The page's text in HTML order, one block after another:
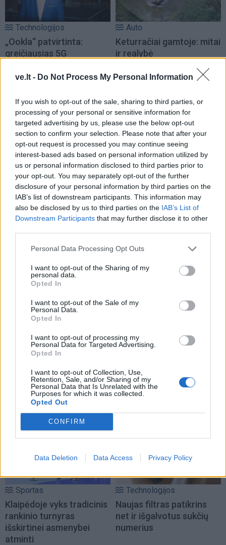
ve.lt - Do Not Process My Personal Information
If you wish to opt-out of the sale, sharing to third parties, or
processing of your personal or sensitive information for
targeted advertising by us, please use the below opt-out
section to confirm your selection. Please note that after your
opt-out request is processed you may continue seeing
interest-based ads based on personal information utilized by
us or personal information disclosed to third parties prior to
your opt-out. You may separately opt-out of the further
disclosure of your personal information by third parties on the
IAB’s list of downstream participants. This information may
also be disclosed by us to third parties on the IAB’s List of
Downstream Participants that may further disclose it to other
Personal Data Processing Opt Outs
I want to opt-out of the Sharing of my
personal data.
Opted In
I want to opt-out of the Sale of my
Personal Data.
Opted In
I want to opt-out of processing my
Personal Data for Targeted Advertising.
Opted In
I want to opt-out of Collection, Use,
Retention, Sale, and/or Sharing of my
Personal Data that Is Unrelated with the
Purposes for which it was collected.
Opted Out
CONFIRM
Data Deletion Data Access Privacy Policy
Technologijos
„Ookla“ patvirtinta:
greičiausias 5G
„Tele2“
Auto
Keturračiai gamtoje: mitai
ir realybė
Technologijos
„Chrome“ gudrybė, apie
kurią žino nedaugelis:
daugiau jokių įkyrių langų
Technologijos
Perspėja: populiarioje
internetinėje
programinėje įrangoje
aptiktos pavojingos
spragos
NAUJI
Sportas
Klaipėdoje vyks tradicinis
rankinio turnyras
išskirtinei asmenybei
atminti
Technologijos
Naujas filtras patikrins
net ir išgalvotus sukčių
numerius